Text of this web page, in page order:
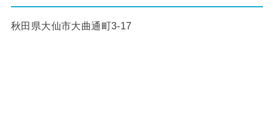
秋田県大仙市大曲通町3-17